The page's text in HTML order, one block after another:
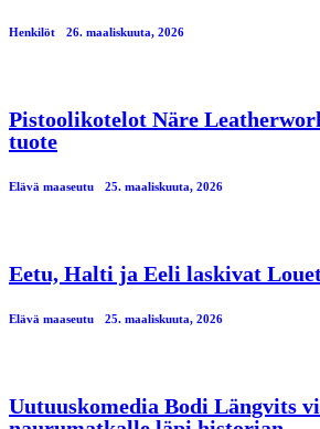
Henkilöt 26. maaliskuuta, 2026
Pistoolikotelot Näre
tuote
Elävä maaseutu 25. maaliskuuta, 2026
Eetu, Halti ja Eeli laskivat
Elävä maaseutu 25. maaliskuuta, 2026
Uutuuskomedia Bodi Längvits